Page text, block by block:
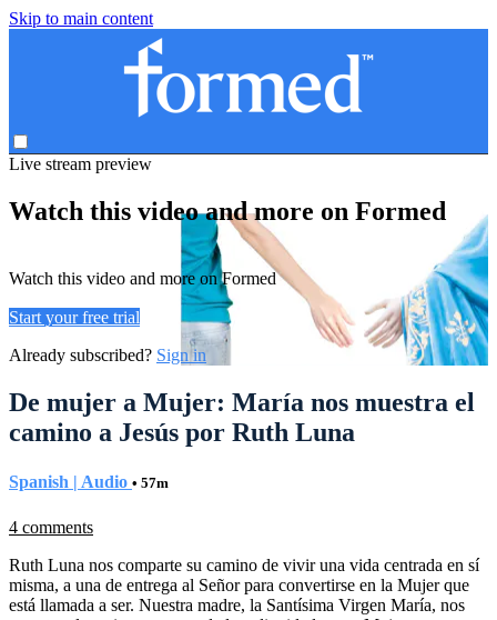
Skip to main content
Live stream preview
Watch this video and more on Formed
Watch this video and more on Formed
Start your free trial
Already subscribed? Sign in
De mujer a Mujer: María nos muestra el
camino a Jesús por Ruth Luna
Spanish | Audio • 57m
4 comments
Ruth Luna nos comparte su camino de vivir una vida centrada en sí
misma, a una de entrega al Señor para convertirse en la Mujer que
está llamada a ser. Nuestra madre, la Santísima Virgen María, nos